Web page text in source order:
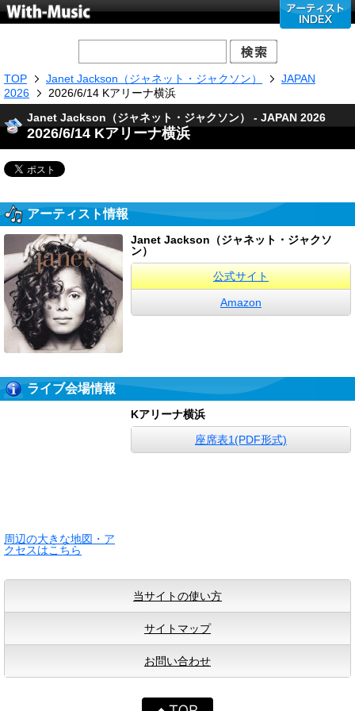
TOP Janet Jackson（ジャネット・ジャクソン）
JAPAN
2026
2026/6/14 Kアリーナ横浜
Janet Jackson（ジャネット・ジャクソン） - JAPAN 2026
2026/6/14 Kアリーナ横浜
アーティスト情報
Janet Jackson（ジャネット・ジャクソ
ン）
公式サイト
Amazon
ライブ会場情報
周辺の大きな地図・ア
クセスはこちら
Kアリーナ横浜
座席表1(PDF形式)
当サイトの使い方
サイトマップ
お問い合わせ